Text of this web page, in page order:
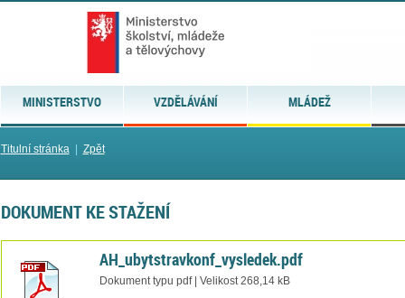
MINISTERSTVO VZDĚLÁVÁNÍ MLÁDEŽ
Titulní stránka| Zpět
DOKUMENT KE STAŽENÍ
AH_ubytstravkonf_vysledek.pdf
Dokument typu pdf | Velikost 268,14 kB